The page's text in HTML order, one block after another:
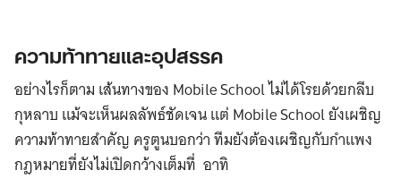
ความท้าทายและอุปสรรค
อย่างไรก็ตาม เส้นทางของ Mobile School ไม่ได้โรยด้วยกลีบ
กุหลาบ แม้จะเห็นผลลัพธ์ชัดเจน แต่ Mobile School ยังเผชิญ
ความท้าทายสำคัญ ครูตูนบอกว่า ทีมยังต้องเผชิญกับกำแพง
กฎหมายที่ยังไม่เปิดกว้างเต็มที่ อาทิ